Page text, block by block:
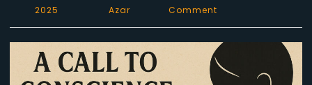
2025
Azar
Commenton
Belief
Isn’t
a
License: